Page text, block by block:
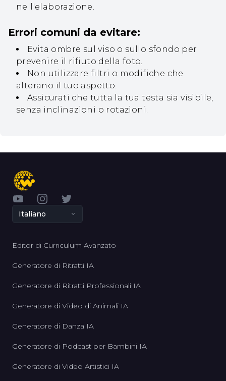
nell'elaborazione.
Errori comuni da evitare:
Evita ombre sul viso o sullo sfondo per
prevenire il rifiuto della foto.
Non utilizzare filtri o modifiche che
alterano il tuo aspetto.
Assicurati che tutta la tua testa sia visibile,
senza inclinazioni o rotazioni.
YouTubeInstagram
Twitter
Italiano
Editor di Curriculum Avanzato
Generatore di Ritratti IA
Generatore di Ritratti Professionali IA
Generatore di Video di Animali IA
Generatore di Danza IA
Generatore di Podcast per Bambini IA
Generatore di Video Artistici IA